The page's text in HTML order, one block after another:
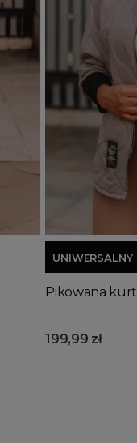
UNIWERSALNY
Pikowana
199,99 zł